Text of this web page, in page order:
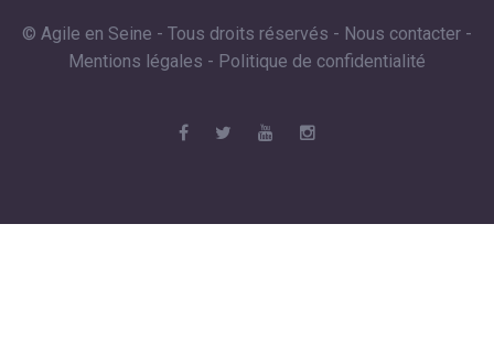
© Agile en Seine - Tous droits réservés - Nous contacter -
Mentions légales - Politique de confidentialité